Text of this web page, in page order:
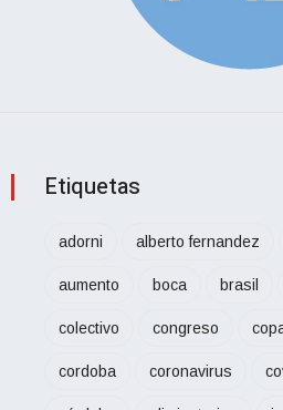
Etiquetas
adorni alberto fernandez
aumento boca brasil
colectivo congreso
cordoba coronavirus